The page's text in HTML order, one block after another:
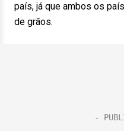
país, já que ambos os
de grãos.